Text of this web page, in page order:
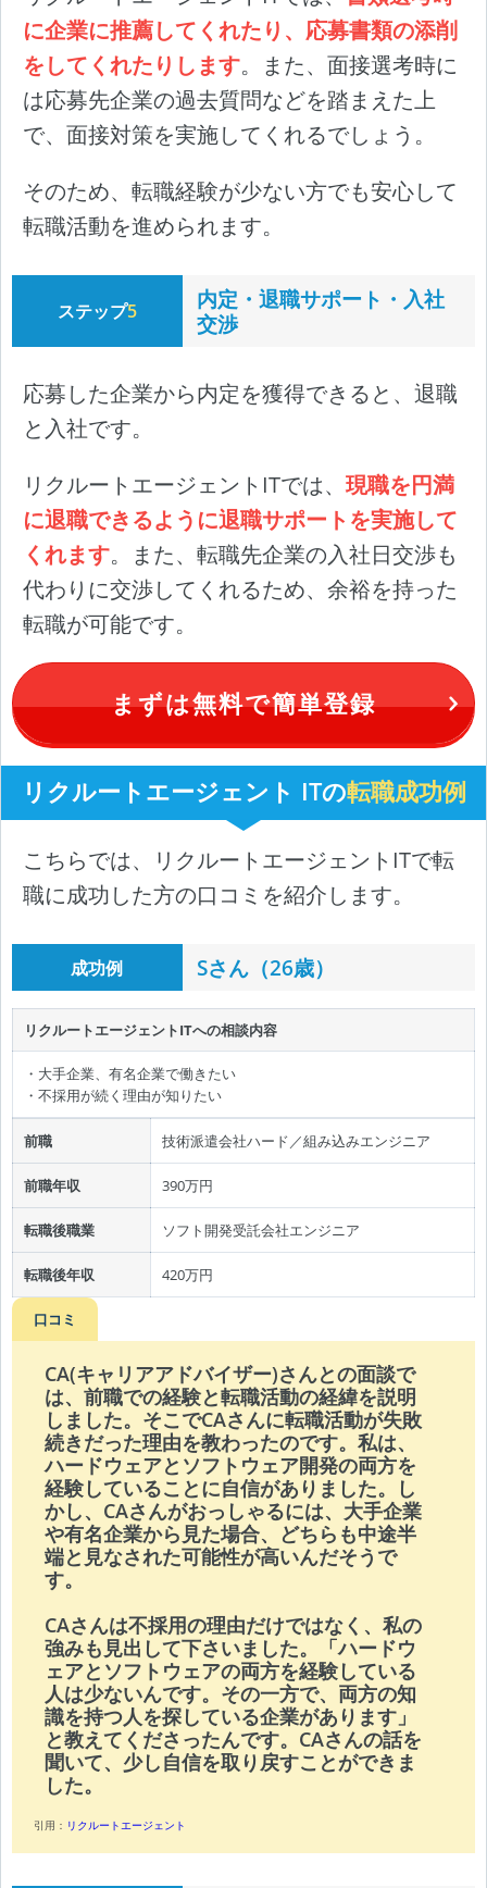
に企業に推薦してくれたり、応募書類の添削
をしてくれたりします。また、面接選考時に
は応募先企業の過去質問などを踏まえた上
で、面接対策を実施してくれるでしょう。
そのため、転職経験が少ない方でも安心して
転職活動を進められます。
ステップ5
内定・退職サポート・入社
交渉
応募した企業から内定を獲得できると、退職
と入社です。
リクルートエージェントITでは、 現職を円満
に退職できるように退職サポートを実施して
くれます。また、転職先企業の入社日交渉も
代わりに交渉してくれるため、余裕を持った
転職が可能です。
まずは無料で簡単登録
リクルートエージェント ITの転職成功例
こちらでは、リクルートエージェントITで転
職に成功した方の口コミを紹介します。
成功例 Sさん（26歳）
リクルートエージェントITへの相談内容
・大手企業、有名企業で働きたい
・不採用が続く理由が知りたい
前職 技術派遣会社ハード／組み込みエンジニア
前職年収 390万円
転職後職業 ソフト開発受託会社エンジニア
転職後年収 420万円
口コミ
CA(キャリアアドバイザー)さんとの面談で
は、前職での経験と転職活動の経緯を説明
しました。そこでCAさんに転職活動が失敗
続きだった理由を教わったのです。私は、
ハードウェアとソフトウェア開発の両方を
経験していることに自信がありました。し
かし、CAさんがおっしゃるには、大手企業
や有名企業から見た場合、どちらも中途半
端と見なされた可能性が高いんだそうで
す。
CAさんは不採用の理由だけではなく、私の
強みも見出して下さいました。「ハードウ
ェアとソフトウェアの両方を経験している
人は少ないんです。その一方で、両方の知
識を持つ人を探している企業があります」
と教えてくださったんです。CAさんの話を
聞いて、少し自信を取り戻すことができま
した。
引用： リクルートエージェント